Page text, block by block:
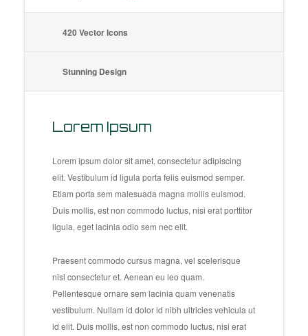
420 Vector Icons
Stunning Design
Lorem Ipsum
Lorem ipsum dolor sit amet, consectetur adipiscing
elit. Vestibulum id ligula porta felis euismod semper.
Etiam porta sem malesuada magna mollis euismod.
Duis mollis, est non commodo luctus, nisi erat porttitor
ligula, eget lacinia odio sem nec elit.
Praesent commodo cursus magna, vel scelerisque
nisl consectetur et. Aenean eu leo quam.
Pellentesque ornare sem lacinia quam venenatis
vestibulum. Nullam id dolor id nibh ultricies vehicula ut
id elit. Duis mollis, est non commodo luctus, nisi erat